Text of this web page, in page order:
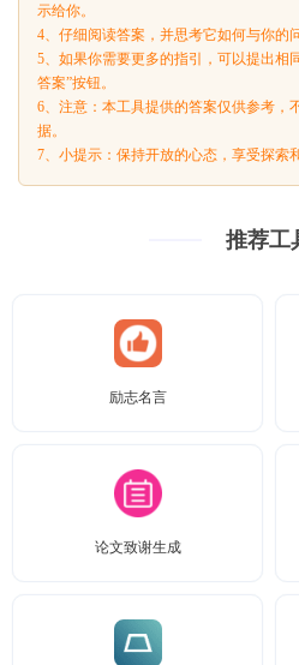
示给你。
4、仔细阅读答案，并思考它如何与你的
5、如果你需要更多的指引，可以提出相
答案”按钮。
6、注意：本工具提供的答案仅供参考，
据。
7、小提示：保持开放的心态，享受探索
推荐工
励志名言
论文致谢生成